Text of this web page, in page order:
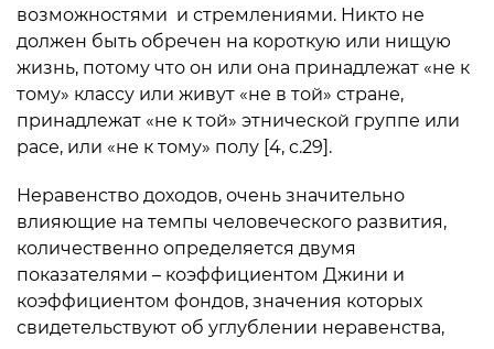
возможностями и стремлениями. Никто не
должен быть обречен на короткую или нищую
жизнь, потому что он или она принадлежат «не к
тому» классу или живут «не в той» стране,
принадлежат «не к той» этнической группе или
расе, или «не к тому» полу [4, c.29].
Неравенство доходов, очень значительно
влияющие на темпы человеческого развития,
количественно определяется двумя
показателями – коэффициентом Джини и
коэффициентом фондов, значения которых
свидетельствуют об углублении неравенства,